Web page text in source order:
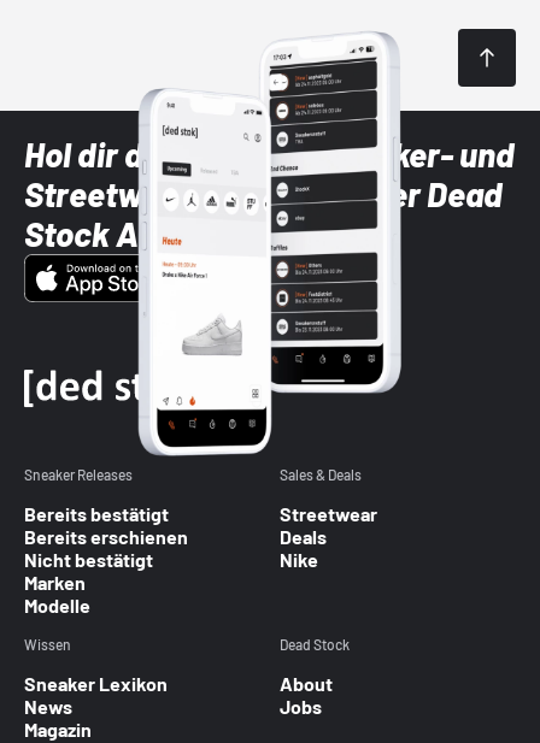
Hol dir die neuesten Sneaker- und
Streetwear-Brands mit der Dead
Stock App
Sneaker Releases
Bereits bestätigt
Bereits erschienen
Nicht bestätigt
Marken
Modelle
Sales & Deals
Streetwear
Deals
Nike
Wissen
Sneaker Lexikon
News
Magazin
Dead Stock
About
Jobs